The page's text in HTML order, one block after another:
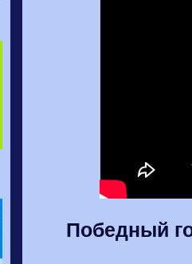
Победный